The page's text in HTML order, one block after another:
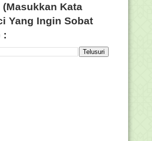
(Masukkan Kata
Yang Ingin Sobat
: